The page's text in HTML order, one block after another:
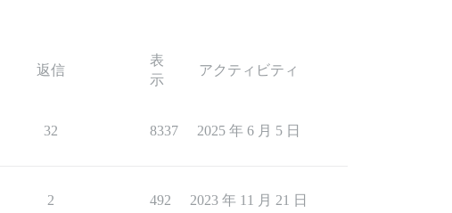
返信
表
示
アクティビティ
32 8337 2025 年 6 月 5 日
2 492 2023 年 11 月 21 日